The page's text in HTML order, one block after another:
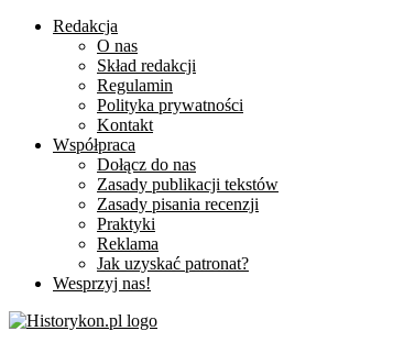
Redakcja
O nas
Skład redakcji
Regulamin
Polityka prywatności
Kontakt
Współpraca
Dołącz do nas
Zasady publikacji tekstów
Zasady pisania recenzji
Praktyki
Reklama
Jak uzyskać patronat?
Wesprzyj nas!